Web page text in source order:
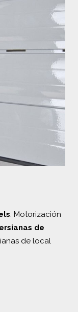
. Motorización
de
de local